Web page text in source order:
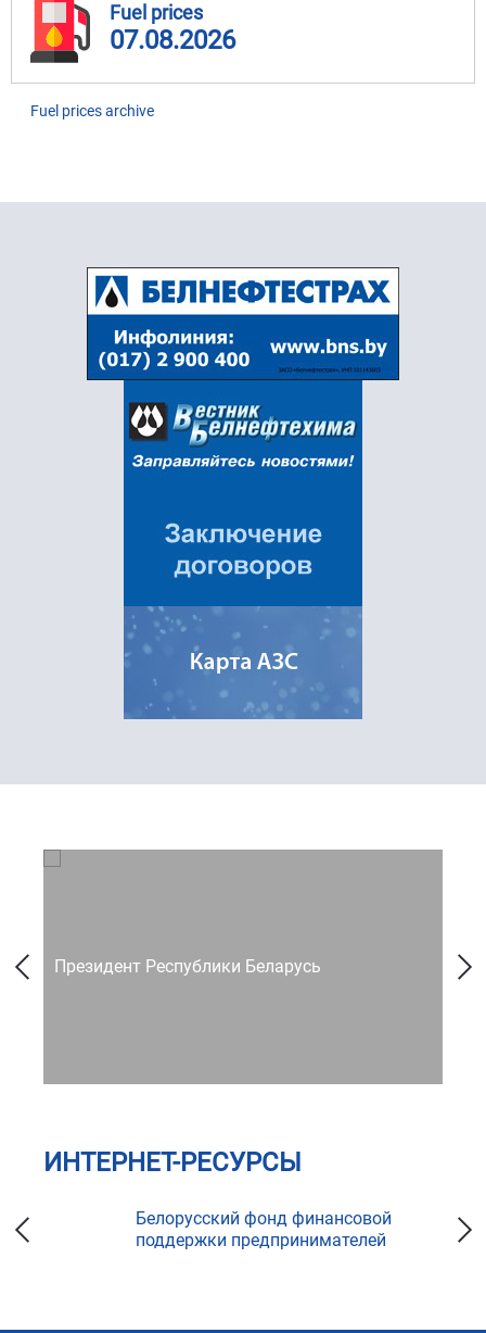
Fuel prices
07.08.2026
Fuel prices archive
Президент Республики Беларусь
ИНТЕРНЕТ-РЕСУРСЫ
Белорусский фонд финансовой
поддержки предпринимателей